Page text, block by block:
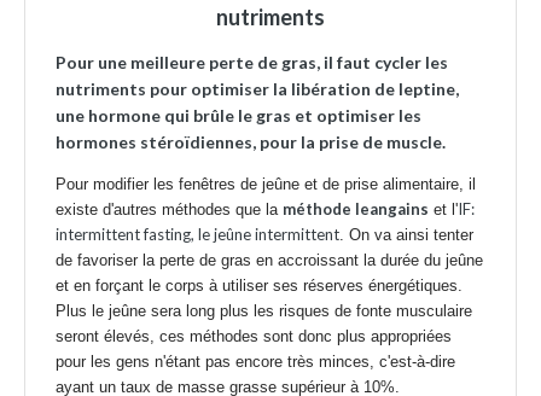
nutriments
Pour une meilleure perte de gras, il faut cycler les
nutriments pour optimiser la libération de leptine,
une hormone qui brûle le gras et optimiser les
hormones stéroïdiennes, pour la prise de muscle.
Pour modifier les fenêtres de jeûne et de prise alimentaire, il
existe d'autres méthodes que la méthode leangains et l'IF:
intermittent fasting, le jeûne intermittent. On va ainsi tenter
de favoriser la perte de gras en accroissant la durée du jeûne
et en forçant le corps à utiliser ses réserves énergétiques.
Plus le jeûne sera long plus les risques de fonte musculaire
seront élevés, ces méthodes sont donc plus appropriées
pour les gens n'étant pas encore très minces, c'est-à-dire
ayant un taux de masse grasse supérieur à 10%.